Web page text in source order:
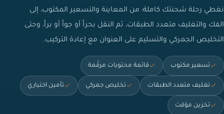
نغطي رحلة شحنتك كاملة: من المعاينة والتسعير المكتوب، إلى
الفك والتغليف متعدد الطبقات، ثم النقل بحراً أو جواً أو براً، وحتى
التخليص الجمركي والتسليم على العنوان مع إعادة التركيب.
تسعير مكتوب قائمة محتويات مرقّمة
تغليف متعدد الطبقات تخليص جمركي تأمين اختياري
تخزين مؤقت